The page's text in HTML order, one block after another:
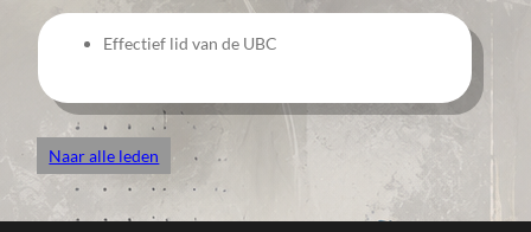
Effectief lid van de UBC
Naar alle leden